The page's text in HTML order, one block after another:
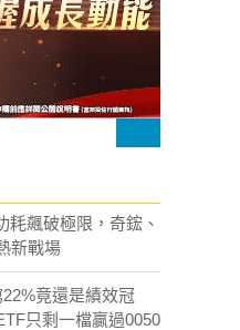
耗飆破極限，奇鋐、
新戰場
竟還是績效冠
只剩一檔贏過0050